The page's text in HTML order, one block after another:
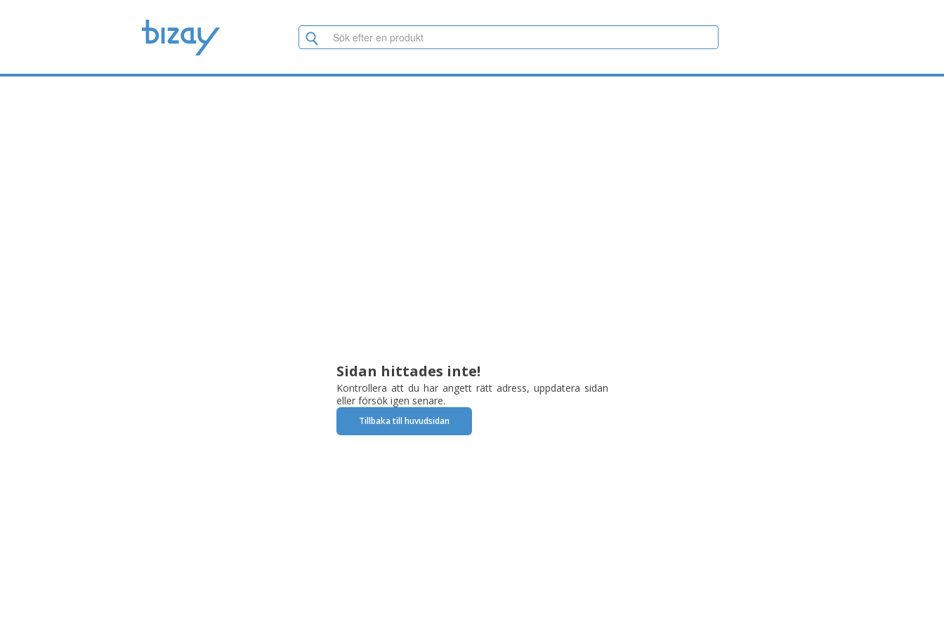
Sidan hittades inte!
Kontrollera att du har angett rätt adress, uppdatera sidan
eller försök igen senare.